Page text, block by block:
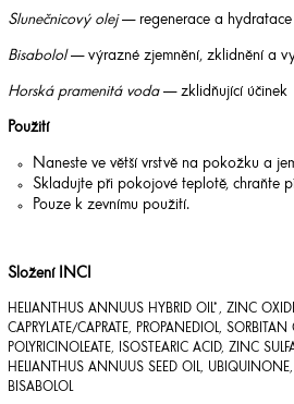
Slunečnicový olej— regenerace a
Bisabolol— výrazné zjemnění, zklidnění a
Horská pramenitá voda— zklidňující účinek
Použití
Naneste ve větší vrstvě na pokožku a
Skladujte při pokojové teplotě, chraňte
Pouze k zevnímu použití.
Složení INCI
HELIANTHUS ANNUUS HYBRID OIL*, ZINC
CAPRYLATE/CAPRATE, PROPANEDIOL, SORBITAN
POLYRICINOLEATE, ISOSTEARIC ACID, ZINC
HELIANTHUS ANNUUS SEED OIL, UBIQUINONE,
BISABOLOL